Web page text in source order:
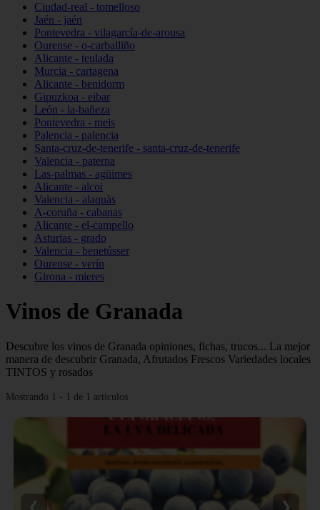
Ciudad-real - tomelloso
Jaén - jaén
Pontevedra - vilagarcía-de-arousa
Ourense - o-carballiño
Alicante - teulada
Murcia - cartagena
Alicante - benidorm
Gipuzkoa - eibar
León - la-bañeza
Pontevedra - meis
Palencia - palencia
Santa-cruz-de-tenerife - santa-cruz-de-tenerife
Valencia - paterna
Las-palmas - agüimes
Alicante - alcoi
Valencia - alaquàs
A-coruña - cabanas
Alicante - el-campello
Asturias - grado
Valencia - benetússer
Ourense - verín
Girona - mieres
Vinos de Granada
Descubre los vinos de Granada opiniones, fichas, trucos... La mejor
manera de descubrir Granada, Afrutados Frescos Variedades locales
TINTOS y rosados
Mostrando 1 - 1 de 1 artículos
❮ ❯